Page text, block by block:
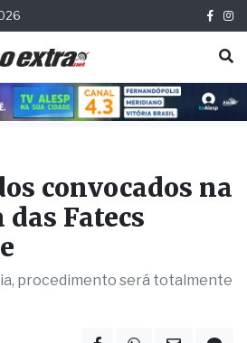
convocados na
Fatecs
procedimento será totalmente